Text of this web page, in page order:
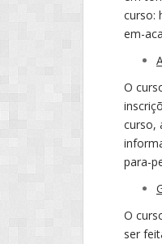
curso:
em-
O
curso,
para-
O
ser